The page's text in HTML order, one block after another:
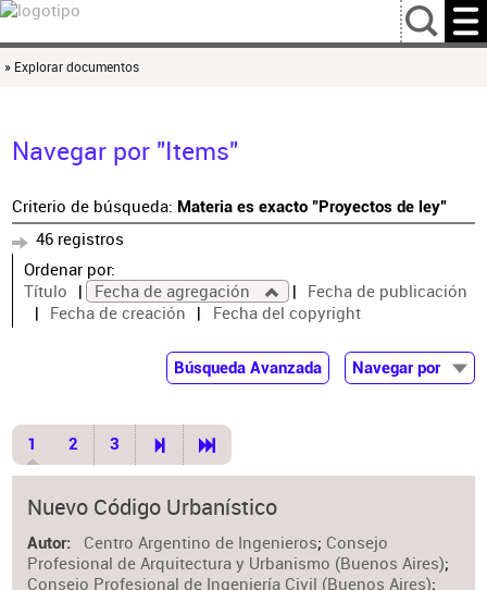
…
» Explorar documentos
Navegar por "Items"
Criterio de búsqueda: Materia es exacto "Proyectos de ley"
46 registros
Ordenar por:
Título
Fecha de agregación
Fecha de publicación
Fecha de creación
Fecha del copyright
Búsqueda Avanzada
Navegar por
1 2 3
Nuevo Código Urbanístico
Autor Centro Argentino de Ingenieros; Consejo
Profesional de Arquitectura y Urbanismo (Buenos Aires);
Consejo Profesional de Ingeniería Civil (Buenos Aires);